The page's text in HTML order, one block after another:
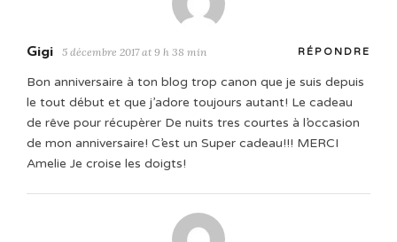
Gigi 5 décembre 2017 at 9 h 38 min RÉPONDRE
Bon anniversaire à ton blog trop canon que je suis depuis
le tout début et que j’adore toujours autant! Le cadeau
de rêve pour récupèrer De nuits tres courtes à l’occasion
de mon anniversaire! C’est un Super cadeau!!! MERCI
Amelie Je croise les doigts!